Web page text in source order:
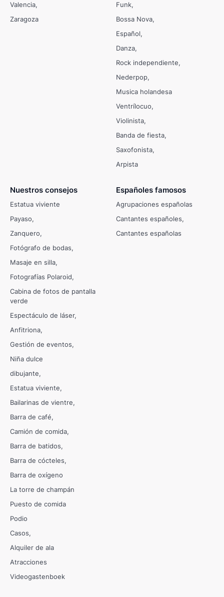
Valencia
Zaragoza
Funk
Bossa Nova
Español
Danza
Rock independiente
Nederpop
Musica holandesa
Ventrílocuo
Violinista
Banda de fiesta
Saxofonista
Arpista
Nuestros consejos
Estatua viviente
Payaso
Zanquero
Fotógrafo de bodas
Masaje en silla
Fotografías Polaroid
Cabina de fotos de pantalla
verde
Espectáculo de láser
Anfitriona
Gestión de eventos
Niña dulce
dibujante
Estatua viviente
Bailarinas de vientre
Barra de café
Camión de comida
Barra de batidos
Barra de cócteles
Barra de oxígeno
La torre de champán
Puesto de comida
Podio
Casos
Alquiler de ala
Atracciones
Videogastenboek
Españoles famosos
Agrupaciones españolas
Cantantes españoles
Cantantes españolas